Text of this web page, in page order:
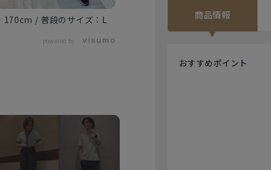
L
170cm
powered by
商品情報
おすすめポイント